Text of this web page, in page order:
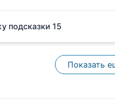
подсказки 15
Показать